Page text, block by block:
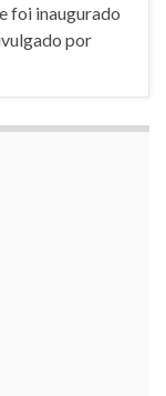
foi inaugurado
por